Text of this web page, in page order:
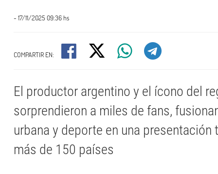
- 17/11/2025 09:36 hs
COMPARTIR EN:
El productor argentino y el ícono del
sorprendieron a miles de fans,
urbana y deporte en una presentación
más de 150 países